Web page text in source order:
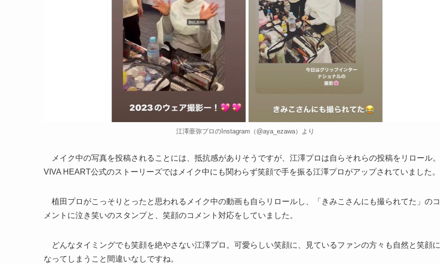
江澤亜弥プロのInstagram（@aya_ezawa）より
メイク中の写真を投稿されることには、抵抗感がありそうですが、江澤プロは自らそれらの投稿をリロール。
VIVA HEART公式のストーリーズではメイク中にも関わらず笑顔で手を振る江澤プロがアップされていました。
植田プロがこっそりとったと思われるメイク中の動画も自らリロールし、「きみこさんにも撮られてた」のコ
メントに泣き笑いのスタンプと、笑顔のコメント対応をしていました。
どんなタイミングでも笑顔を絶やさない江澤プロ。可愛らしい笑顔に、見ているファンの方々も自然と笑顔に
なってしまうこと間違いなしですね。